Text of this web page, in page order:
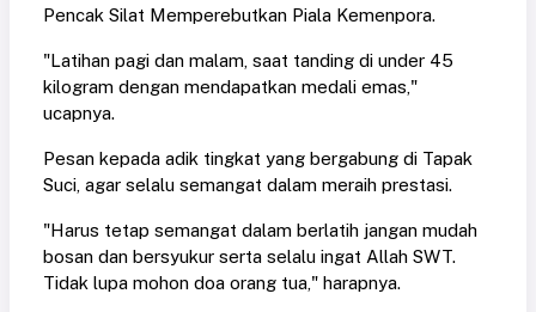
Pencak Silat Memperebutkan Piala Kemenpora.
"Latihan pagi dan malam, saat tanding di under 45
kilogram dengan mendapatkan medali emas,"
ucapnya.
Pesan kepada adik tingkat yang bergabung di Tapak
Suci, agar selalu semangat dalam meraih prestasi.
"Harus tetap semangat dalam berlatih jangan mudah
bosan dan bersyukur serta selalu ingat Allah SWT.
Tidak lupa mohon doa orang tua," harapnya.